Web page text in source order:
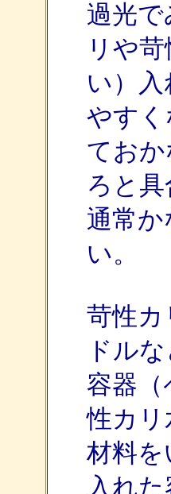
過光
リや
い）
やす
てお
ろと
通常
い。
苛性
ドル
容器
性カリ
材料
入れ